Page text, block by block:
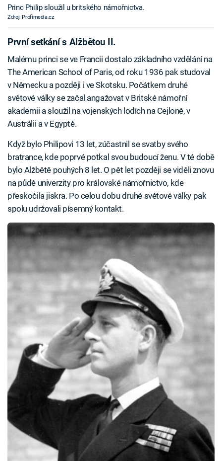
Princ Philip sloužil u britského námořnictva.
Zdroj: Profimedia.cz
První setkání s Alžbětou II.
Malému princi se ve Francii dostalo základního vzdělání na
The American School of Paris, od roku 1936 pak studoval
v Německu a později i ve Skotsku. Počátkem druhé
světové války se začal angažovat v Britské námořní
akademii a sloužil na vojenských lodích na Cejloně, v
Austrálii a v Egyptě.
Když bylo Philipovi 13 let, zúčastnil se svatby svého
bratrance, kde poprvé potkal svou budoucí ženu. V té době
bylo Alžbětě pouhých 8 let. O pět let později se viděli znovu
na půdě univerzity pro královské námořnictvo, kde
přeskočila jiskra. Po celou dobu druhé světové války pak
spolu udržovali písemný kontakt.